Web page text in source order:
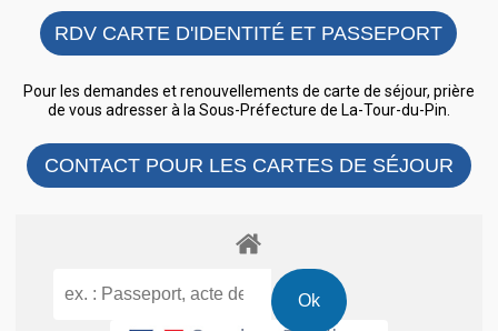
RDV CARTE D'IDENTITÉ ET PASSEPORT
Pour les demandes et renouvellements de carte de séjour, prière
de vous adresser à la Sous-Préfecture de La-Tour-du-Pin.
CONTACT POUR LES CARTES DE SÉJOUR